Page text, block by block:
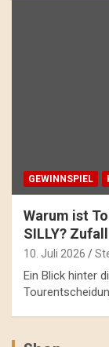
GEWINNSPIEL
Warum ist
SILLY?
10. Juli 2026
Ein Blick hinter